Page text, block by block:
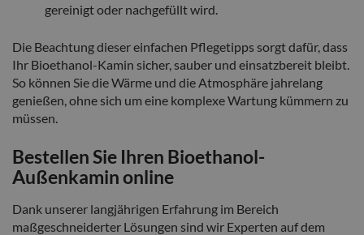
gereinigt oder nachgefüllt wird.
Die Beachtung dieser einfachen Pflegetipps sorgt dafür, dass
Ihr Bioethanol-Kamin sicher, sauber und einsatzbereit bleibt.
So können Sie die Wärme und die Atmosphäre jahrelang
genießen, ohne sich um eine komplexe Wartung kümmern zu
müssen.
Bestellen Sie Ihren Bioethanol-
Außenkamin online
Dank unserer langjährigen Erfahrung im Bereich
maßgeschneiderter Lösungen sind wir Experten auf dem